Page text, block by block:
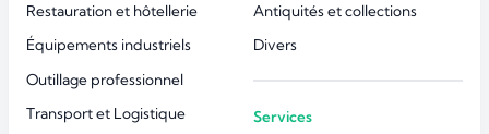
Restauration et hôtellerie
Équipements industriels
Outillage professionnel
Transport et Logistique
Antiquités et collections
Divers
Services